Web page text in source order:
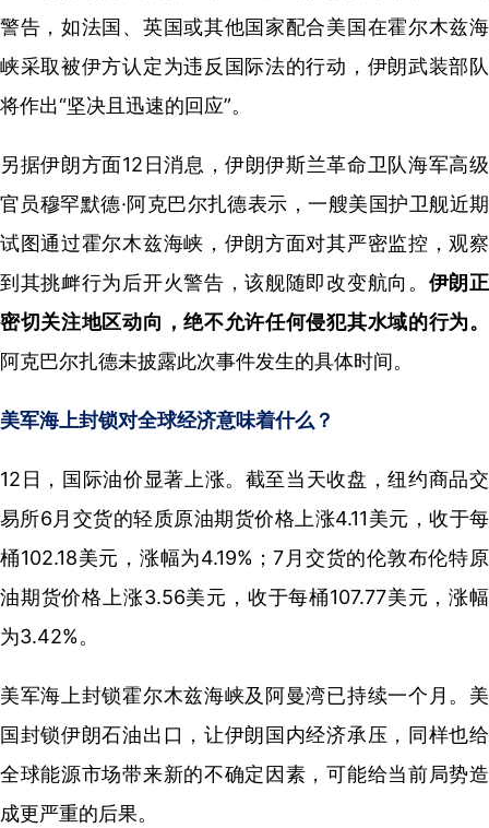
警告，如法国、英国或其他国家配合美国在霍尔木兹海
峡采取被伊方认定为违反国际法的行动，伊朗武装部队
将作出“坚决且迅速的回应”。
另据伊朗方面12日消息，伊朗伊斯兰革命卫队海军高级
官员穆罕默德·阿克巴尔扎德表示，一艘美国护卫舰近期
试图通过霍尔木兹海峡，伊朗方面对其严密监控，观察
到其挑衅行为后开火警告，该舰随即改变航向。 伊朗正
密切关注地区动向，绝不允许任何侵犯其水域的行为。
阿克巴尔扎德未披露此次事件发生的具体时间。
美军海上封锁对全球经济意味着什么？
12日，国际油价显著上涨。截至当天收盘，纽约商品交
易所6月交货的轻质原油期货价格上涨4.11美元，收于每
桶102.18美元，涨幅为4.19%；7月交货的伦敦布伦特原
油期货价格上涨3.56美元，收于每桶107.77美元，涨幅
为3.42%。
美军海上封锁霍尔木兹海峡及阿曼湾已持续一个月。美
国封锁伊朗石油出口，让伊朗国内经济承压，同样也给
全球能源市场带来新的不确定因素，可能给当前局势造
成更严重的后果。